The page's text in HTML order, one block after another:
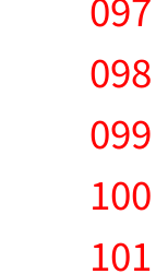
097
098
099
100
101